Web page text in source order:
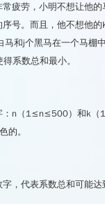
★★★★★
★★★★☆
★★★☆☆
★★☆☆☆
0%
★★ ★
疲劳，小明不想让他
号。而且，他不想他
马和j个黑马在一个马
系数总和最小。
：n（1≤n≤500）和k（
的。
，代表系数总和可能达